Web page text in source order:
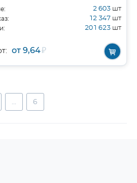
2 603 шт
12 347 шт
201 623 шт
от 9,64₽
... 6